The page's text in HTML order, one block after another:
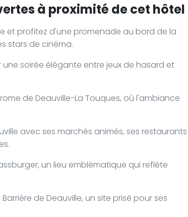
à proximité de cet hôtel
et profitez d'une promenade au bord de la
stars de cinéma.
soirée élégante entre jeux de hasard et
de Deauville-La Touques, où l'ambiance
avec ses marchés animés, ses restaurants
un lieu emblématique qui reflète
de Deauville, un site prisé pour ses